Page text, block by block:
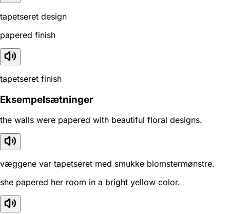
tapetseret design
papered finish
tapetseret finish
Eksempelsætninger
the walls were papered with beautiful floral designs.
væggene var tapetseret med smukke blomstermønstre.
she papered her room in a bright yellow color.